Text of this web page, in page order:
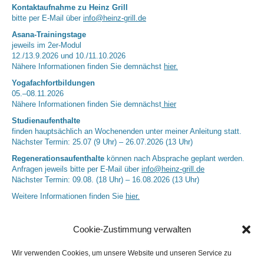
Cookie-Zustimmung verwalten
Wir verwenden Cookies, um unsere Website und unseren Service zu
Kontaktaufnahme zu Heinz Grill
bitte per E-Mail über info@heinz-grill.de
Asana-Trainingstage
jeweils im 2er-Modul
12./13.9.2026 und 10./11.10.2026
Nähere Informationen finden Sie demnächst hier.
Yogafachfortbildungen
05.–08.11.2026
Nähere Informationen finden Sie demnächst hier
Studienaufenthalte
finden hauptsächlich an Wochenenden unter meiner Anleitung statt.
Nächster Termin: 25.07 (9 Uhr) – 26.07.2026 (13 Uhr)
Regenerationsaufenthalte können nach Absprache geplant werden.
Anfragen jeweils bitte per E-Mail über info@heinz-grill.de
Nächster Termin: 09.08. (18 Uhr) – 16.08.2026 (13 Uhr)
Weitere Informationen finden Sie hier.